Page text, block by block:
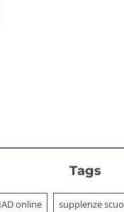
Tags
online supplenze